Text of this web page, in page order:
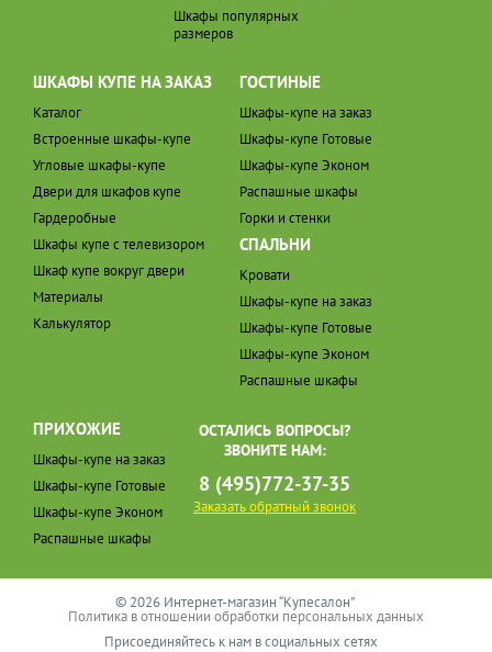
Шкафы популярных
размеров
ШКАФЫ КУПЕ НА ЗАКАЗ
Каталог
Встроенные шкафы-купе
Угловые шкафы-купе
Двери для шкафов купе
Гардеробные
Шкафы купе с телевизором
Шкаф купе вокруг двери
Материалы
Калькулятор
ГОСТИНЫЕ
Шкафы-купе на заказ
Шкафы-купе Готовые
Шкафы-купе Эконом
Распашные шкафы
Горки и стенки
СПАЛЬНИ
Кровати
Шкафы-купе на заказ
Шкафы-купе Готовые
Шкафы-купе Эконом
Распашные шкафы
ПРИХОЖИЕ
Шкафы-купе на заказ
Шкафы-купе Готовые
Шкафы-купе Эконом
Распашные шкафы
ОСТАЛИСЬ ВОПРОСЫ?
ЗВОНИТЕ НАМ:
8 (495)772-37-35
Заказать обратный звонок
© 2026 Интернет-магазин “Купесалон”
Политика в отношении обработки персональных данных
Присоединяйтесь к нам в социальных сетях